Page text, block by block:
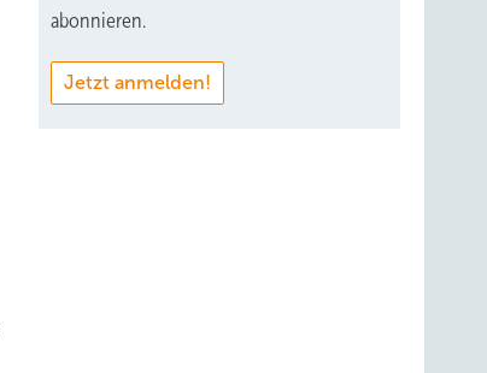
abonnieren.
Jetzt anmelden!